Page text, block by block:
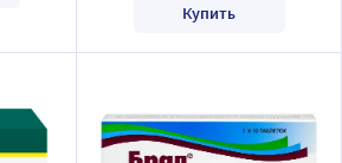
Купить